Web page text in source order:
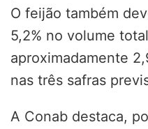
O feijão também
5,2% no volume
aproximadamente
nas três safras
A Conab destaca,